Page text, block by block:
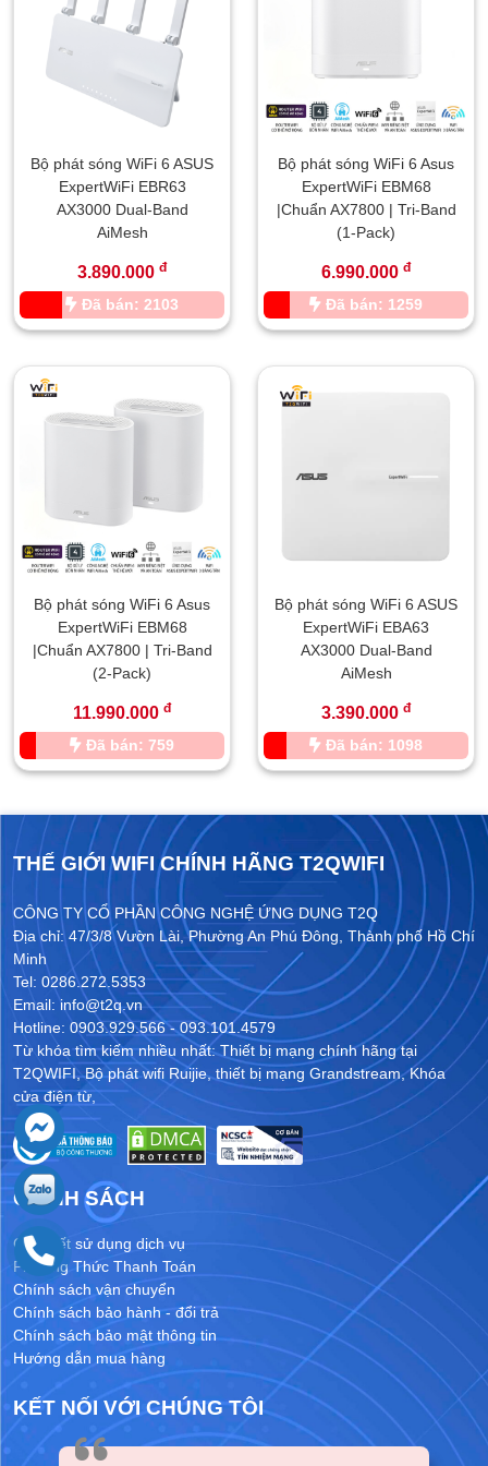
Bộ phát sóng WiFi 6 ASUS
ExpertWiFi EBR63
AX3000 Dual-Band
AiMesh
3.890.000 đ
Đã bán: 2103
Bộ phát sóng WiFi 6 Asus
ExpertWiFi EBM68
|Chuẩn AX7800 | Tri-Band
(1-Pack)
6.990.000 đ
Đã bán: 1259
Bộ phát sóng WiFi 6 Asus
ExpertWiFi EBM68
|Chuẩn AX7800 | Tri-Band
(2-Pack)
11.990.000 đ
Đã bán: 759
Bộ phát sóng WiFi 6 ASUS
ExpertWiFi EBA63
AX3000 Dual-Band
AiMesh
3.390.000 đ
Đã bán: 1098
THẾ GIỚI WIFI CHÍNH HÃNG T2QWIFI
CÔNG TY CỔ PHẦN CÔNG NGHỆ ỨNG DỤNG T2Q
Địa chỉ: 47/3/8 Vườn Lài, Phường An Phú Đông, Thành phố Hồ Chí
Minh
Tel: 0286.272.5353
Email: info@t2q.vn
Hotline: 0903.929.566 - 093.101.4579
Từ khóa tìm kiếm nhiều nhất:Thiết bị mạng chính hãng tại
T2QWIFI,Bộ phát wifi Ruijie,thiết bị mạng Grandstream,Khóa
cửa điện từ,
CHÍNH SÁCH
Cam kết sử dụng dịch vụ
Phương Thức Thanh Toán
Chính sách vận chuyển
Chính sách bảo hành - đổi trả
Chính sách bảo mật thông tin
Hướng dẫn mua hàng
KẾT NỐI VỚI CHÚNG TÔI